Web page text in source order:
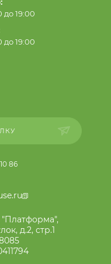
до 19:00
до 19:00
86
"Платформа",
д.2, стр.1